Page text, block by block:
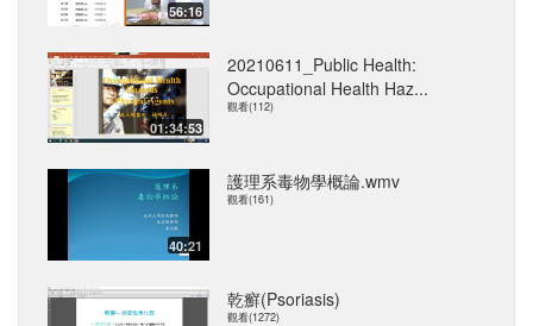
56:16
01:34:53
20210611_Public Health:
Occupational Health Haz...
觀看(112)
40:21
護理系毒物學概論.wmv
觀看(161)
乾癬(Psoriasis)
觀看(1272)